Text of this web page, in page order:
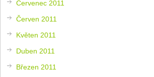
Červenec 2011
Červen 2011
Květen 2011
Duben 2011
Březen 2011